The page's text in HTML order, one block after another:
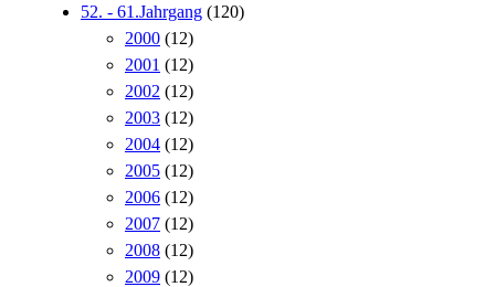
52. - 61.Jahrgang (120)
2000 (12)
2001 (12)
2002 (12)
2003 (12)
2004 (12)
2005 (12)
2006 (12)
2007 (12)
2008 (12)
2009 (12)